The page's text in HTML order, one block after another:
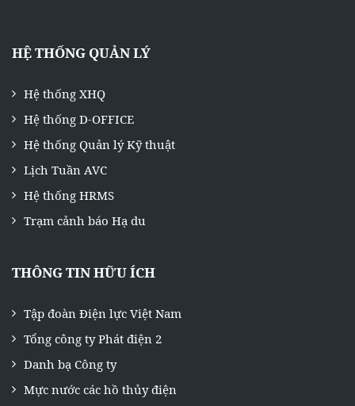
HỆ THỐNG QUẢN LÝ
Hệ thống XHQ
Hệ thống D-OFFICE
Hệ thống Quản lý Kỹ thuật
Lịch Tuần AVC
Hệ thống HRMS
Trạm cảnh báo Hạ du
THÔNG TIN HỮU ÍCH
Tập đoàn Điện lực Việt Nam
Tổng công ty Phát điện 2
Danh bạ Công ty
Mực nước các hồ thủy điện